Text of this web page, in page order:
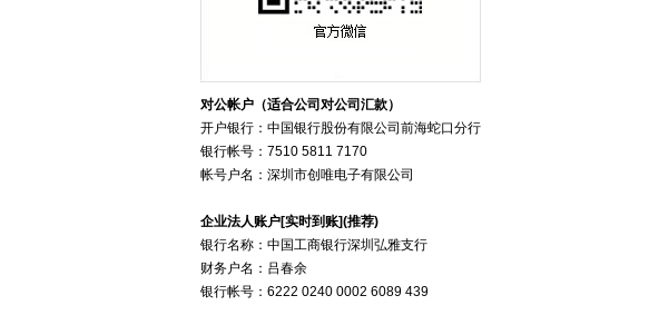
对公帐户（适合公司对公司汇款）
开户银行：中国银行股份有限公司前海蛇口分行
银行帐号：7510 5811 7170
帐号户名：深圳市创唯电子有限公司
企业法人账户[实时到账](推荐)
银行名称：中国工商银行深圳弘雅支行
财务户名：吕春余
银行帐号：6222 0240 0002 6089 439